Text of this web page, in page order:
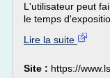
L'utilisateur peut
le temps
Lire la suite
Site : https://